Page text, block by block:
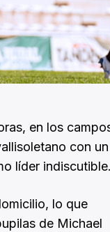
en los
con un
líder indiscutible.
lo que
de Michael